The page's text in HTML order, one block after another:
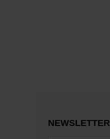
NEWSLETTER